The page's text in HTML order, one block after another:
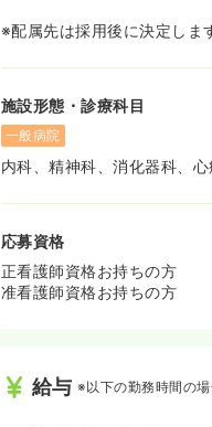
※配属先は採用後に決定しま
施設形態・診療科目
一般病院
内科、精神科、消化器科、
応募資格
正看護師資格お持ちの方
准看護師資格お持ちの方
給与 ※以下の勤務時間の場